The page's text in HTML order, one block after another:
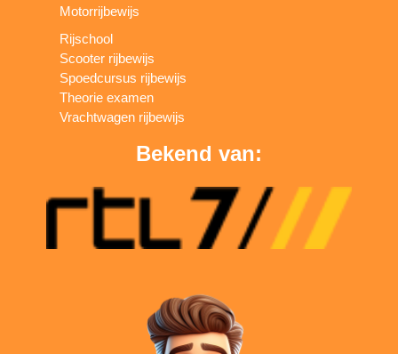
Motorrijbewijs
Rijschool
Scooter rijbewijs
Spoedcursus rijbewijs
Theorie examen
Vrachtwagen rijbewijs
Bekend van: